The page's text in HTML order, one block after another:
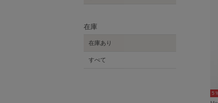
5
在庫
在庫あり
すべて